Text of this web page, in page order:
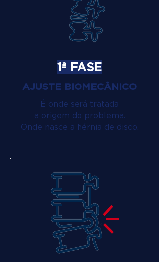
1ª FASE
AJUSTE BIOMECÂNICO
É onde será tratada
a origem do problema.
Onde nasce a hérnia de disco.